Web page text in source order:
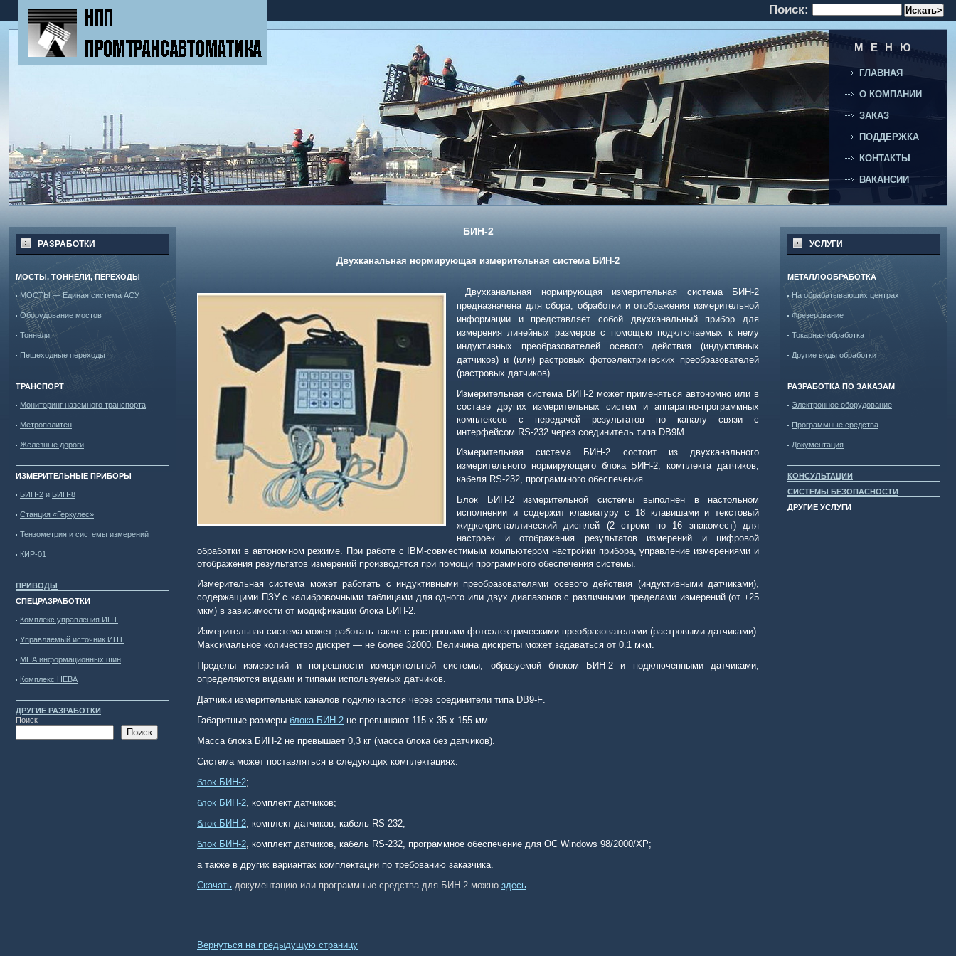
Поиск:
МЕНЮ
ГЛАВНАЯ
О КОМПАНИИ
ЗАКАЗ
ПОДДЕРЖКА
КОНТАКТЫ
ВАКАНСИИ
РАЗРАБОТКИ
МОСТЫ, ТОННЕЛИ, ПЕРЕХОДЫ
МОСТЫ—Единая система АСУ
Оборудование мостов
Тоннели
Пешеходные переходы
ТРАНСПОРТ
Мониторинг наземного транспорта
Метрополитен
Железные дороги
ИЗМЕРИТЕЛЬНЫЕ ПРИБОРЫ
БИН-2 и БИН-8
Станция «Геркулес»
Тензометрия и системы измерений
КИР-01
ПРИВОДЫ
СПЕЦРАЗРАБОТКИ
Комплекс управления ИПТ
Управляемый источник ИПТ
МПА информационных шин
Комплекс НЕВА
ДРУГИЕ РАЗРАБОТКИ
Поиск
Поиск
БИН-2
Двухканальная нормирующая измерительная система БИН-2
Двухканальная нормирующая измерительная система
БИН-2
предназначена для сбора, обработки и отображения измерительной
информации и представляет собой двухканальный прибор для
измерения линейных размеров с помощью подключаемых к нему
индуктивных преобразователей осевого действия (индуктивных
датчиков) и (или) растровых фотоэлектрических преобразователей
(растровых датчиков).
Измерительная система БИН-2 может применяться автономно или в
составе других измерительных систем и аппаратно-программных
комплексов с передачей результатов по каналу связи с
интерфейсом RS-232 через соединитель типа DB9M .
Измерительная система БИН-2 состоит из двухканального
измерительного нормирующего блока БИН-2, комплекта датчиков,
кабеля RS-232, программного обеспечения.
Блок БИН-2 измерительной системы выполнен в настольном
исполнении и содержит клавиатуру с 18 клавишами и текстовый
жидкокристаллический дисплей (2 строки по 16 знакомест) для
настроек и отображения результатов измерений и цифровой
обработки в автономном режиме. При работе с
IBM-совместимым компьютером настройки прибора, управление измерениями и
отображения результатов измерений производятся при помощи программного обеспечения системы.
Измерительная система может работать с индуктивными преобразователями осевого действия (индуктивными датчиками),
содержащими ПЗУ с калибровочными таблицами для одного или двух диапазонов с различными пределами измерений (от ±25
мкм) в зависимости от модификации блока БИН-2.
Измерительная система может работать также с растровыми фотоэлектрическими преобразователями (растровыми датчиками).
Максимальное количество дискрет — не более 32000. Величина дискреты может задаваться от 0.1 мкм.
Пределы измерений и погрешности измерительной системы, образуемой блоком БИН-2 и подключенными датчиками,
определяются видами и типами используемых датчиков.
Датчики измерительных каналов подключаются через соединители типа DB9-F.
Габаритные размеры блока БИН-2 не превышают 115 х 35 х 155 мм.
Масса блока БИН-2 не превышает 0,3 кг (масса блока без датчиков).
Система может поставляться в следующих комплектациях:
блок БИН-2;
блок БИН-2, комплект датчиков;
блок БИН-2, комплект датчиков, кабель RS-232;
блок БИН-2, комплект датчиков, кабель RS-232, программное обеспечение для ОС Windows 98/2000/XP;
а также в других вариантах комплектации по требованию заказчика.
Скачать документацию или программные средства для БИН-2 можно здесь.
Вернуться на предыдущую страницу
УСЛУГИ
МЕТАЛЛООБРАБОТКА
На обрабатывающих центрах
Фрезерование
Токарная обработка
Другие виды обработки
РАЗРАБОТКА ПО ЗАКАЗАМ
Электронное оборудование
Программные средства
Документация
КОНСУЛЬТАЦИИ
СИСТЕМЫ БЕЗОПАСНОСТИ
ДРУГИЕ УСЛУГИ